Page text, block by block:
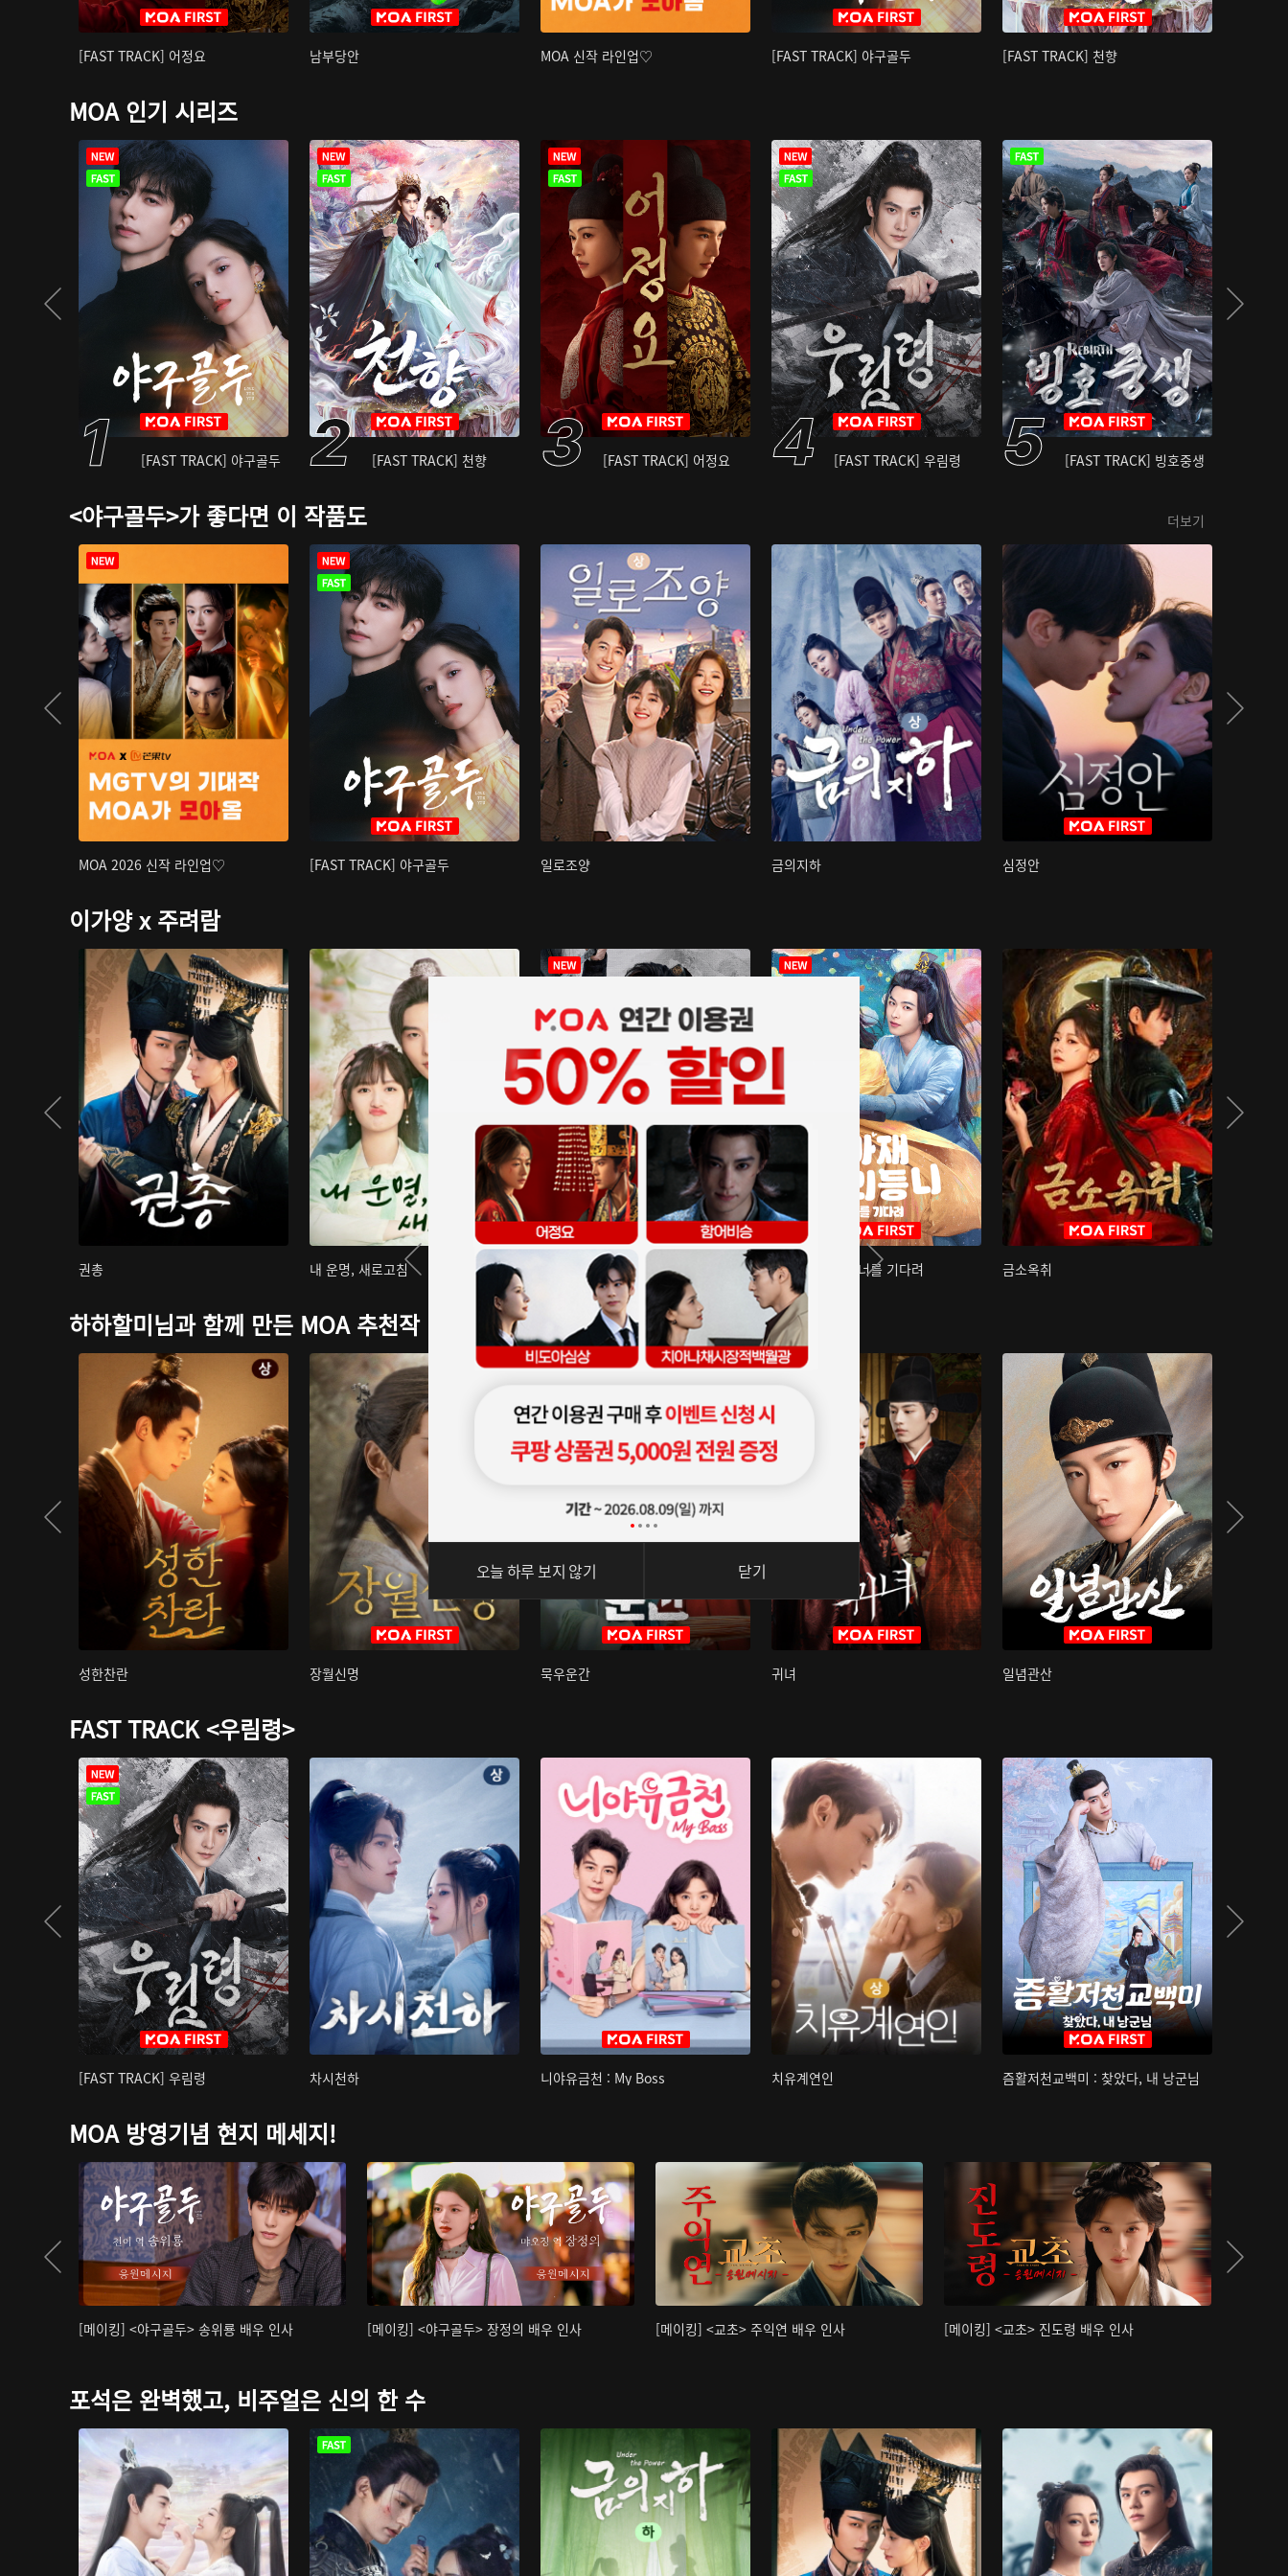
[FAST TRACK] 어정요 남부당안 MOA 신작 라인업♡ [FAST TRACK] 야구골두 [FAST TRACK] 천향
MOA 인기 시리즈
[FAST TRACK] 야구골두 [FAST TRACK] 천향 [FAST TRACK] 어정요 [FAST TRACK] 우림령 [FAST TRACK] 빙호중생
<야구골두>가 좋다면 이 작품도 더보기
MOA 2026 신작 라인업♡ [FAST TRACK] 야구골두 일로조양 금의지하 심정안
이가양 x 주려람
권총 내 운명, 새로고침 아재저리등니 : 너를 기다려 금소옥취
하하할미님과 함께 만든 MOA 추천작
성한찬란 장월신명 묵우운간 귀녀 일념관산
FAST TRACK <우림령>
[FAST TRACK] 우림령 차시천하 니야유금천 : My Boss 치유계연인 즘활저천교백미 : 찾았다, 내 낭군님
MOA 방영기념 현지 메세지!
[메이킹] <야구골두> 송위룡 배우 인사 [메이킹] <야구골두> 장정의 배우 인사 [메이킹] <교초> 주익연 배우 인사 [메이킹] <교초> 진도령 배우 인사
포석은 완벽했고, 비주얼은 신의 한 수
오늘 하루 보지 않기 닫기